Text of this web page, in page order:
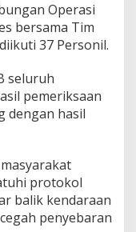
Operasi
bersama Tim
37 Personil.
seluruh
pemeriksaan
dengan hasil
protokol
balik kendaraan
penyebaran